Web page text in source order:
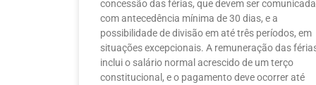
concessão das férias, que devem ser
com antecedência mínima de 30 dias, e a
possibilidade de divisão em até três períodos, em
situações excepcionais. A remuneração das
inclui o salário normal acrescido de um terço
constitucional, e o pagamento deve ocorrer até